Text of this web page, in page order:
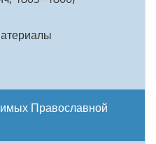
Православной